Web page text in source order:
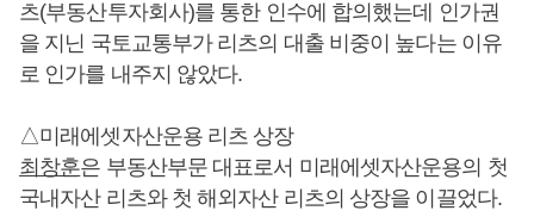
츠(부동산투자회사)를 통한 인수에 합의했는데 인가권
을 지닌 국토교통부가 리츠의 대출 비중이 높다는 이유
로 인가를 내주지 않았다.
△미래에셋자산운용 리츠 상장
최창훈은 부동산부문 대표로서 미래에셋자산운용의 첫
국내자산 리츠와 첫 해외자산 리츠의 상장을 이끌었다.